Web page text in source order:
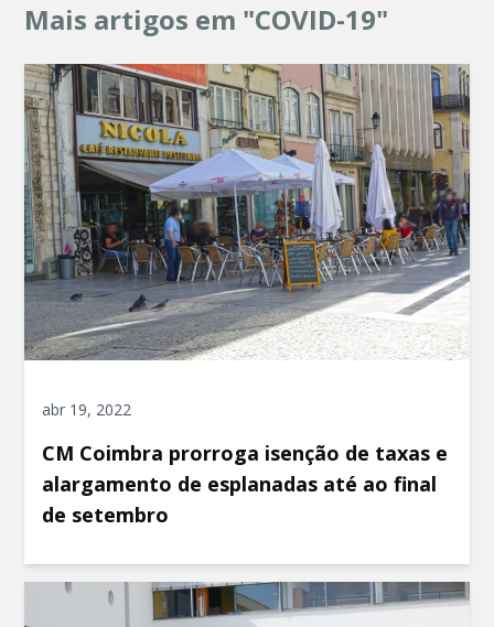
Mais artigos em "COVID-19"
abr 19, 2022
CM Coimbra prorroga isenção de taxas e
alargamento de esplanadas até ao final
de setembro